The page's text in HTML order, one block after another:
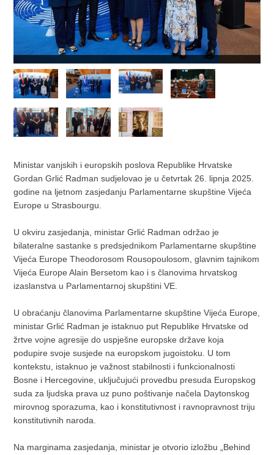
Ministar vanjskih i europskih poslova Republike Hrvatske
Gordan Grlić Radman sudjelovao je u četvrtak 26. lipnja 2025.
godine na ljetnom zasjedanju Parlamentarne skupštine Vijeća
Europe u Strasbourgu.
U okviru zasjedanja, ministar Grlić Radman održao je
bilateralne sastanke s predsjednikom Parlamentarne skupštine
Vijeća Europe Theodorosom Rousopoulosom, glavnim tajnikom
Vijeća Europe Alain Bersetom kao i s članovima hrvatskog
izaslanstva u Parlamentarnoj skupštini VE.
U obraćanju članovima Parlamentarne skupštine Vijeća Europe,
ministar Grlić Radman je istaknuo put Republike Hrvatske od
žrtve vojne agresije do uspješne europske države koja
podupire svoje susjede na europskom jugoistoku. U tom
kontekstu, istaknuo je važnost stabilnosti i funkcionalnosti
Bosne i Hercegovine, uključujući provedbu presuda Europskog
suda za ljudska prava uz puno poštivanje načela Daytonskog
mirovnog sporazuma, kao i konstitutivnost i ravnopravnost triju
konstitutivnih naroda.
Na marginama zasjedanja, ministar je otvorio izložbu „Behind